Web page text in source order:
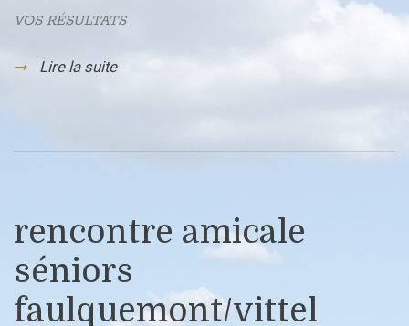
VOS RÉSULTATS
Lire la suite
rencontre amicale
séniors
faulquemont/vittel